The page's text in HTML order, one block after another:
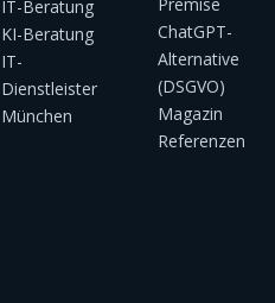
IT-Beratung
KI-Beratung
IT-
Dienstleister
München
ChatGPT-
Alternative
(DSGVO)
Magazin
Referenzen